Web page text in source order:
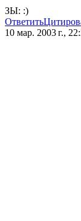
ЗЫ: :)
Ответить
10 мар. 2003 г.,